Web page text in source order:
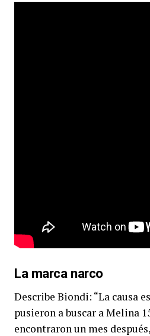
La marca narco
Describe Biondi: “La causa
pusieron a buscar a Melina
encontraron un mes